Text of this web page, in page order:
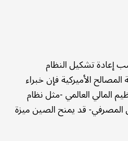
إعادة تشكيل النظام
الأميركية فإن خبراء
المالي العالمي -مثل نظام
المصرفي- قد يمنح الصين ميزة